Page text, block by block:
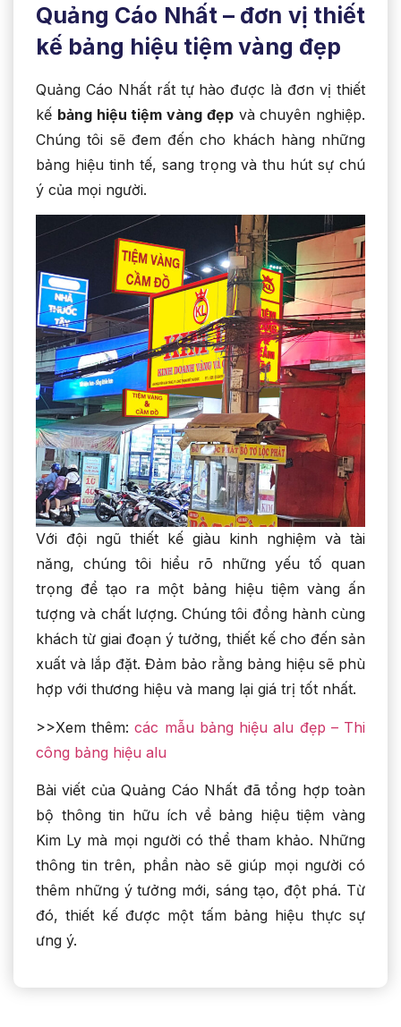
Quảng Cáo Nhất – đơn vị thiết
kế bảng hiệu tiệm vàng đẹp
Quảng Cáo Nhất rất tự hào được là đơn vị thiết
kế bảng hiệu tiệm vàng đẹpvà chuyên nghiệp.
Chúng tôi sẽ đem đến cho khách hàng những
bảng hiệu tinh tế, sang trọng và thu hút sự chú
ý của mọi người.
Với đội ngũ thiết kế giàu kinh nghiệm và tài
năng, chúng tôi hiểu rõ những yếu tố quan
trọng để tạo ra một bảng hiệu tiệm vàng ấn
tượng và chất lượng. Chúng tôi đồng hành cùng
khách từ giai đoạn ý tưởng, thiết kế cho đến sản
xuất và lắp đặt. Đảm bảo rằng bảng hiệu sẽ phù
hợp với thương hiệu và mang lại giá trị tốt nhất.
>>Xem thêm:các mẫu bảng hiệu alu đẹp – Thi
công bảng hiệu alu
Bài viết của Quảng Cáo Nhất đã tổng hợp toàn
bộ thông tin hữu ích về bảng hiệu tiệm vàng
Kim Ly mà mọi người có thể tham khảo. Những
thông tin trên, phần nào sẽ giúp mọi người có
thêm những ý tưởng mới, sáng tạo, đột phá. Từ
đó, thiết kế được một tấm bảng hiệu thực sự
ưng ý.